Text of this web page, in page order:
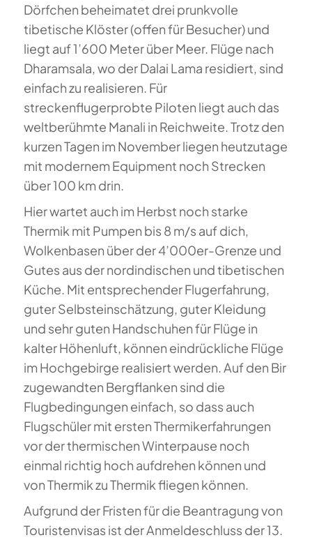
Dörfchen beheimatet drei prunkvolle
tibetische Klöster (offen für Besucher) und
liegt auf 1’600 Meter über Meer. Flüge nach
Dharamsala, wo der Dalai Lama residiert, sind
einfach zu realisieren. Für
streckenflugerprobte Piloten liegt auch das
weltberühmte Manali in Reichweite. Trotz den
kurzen Tagen im November liegen heutzutage
mit modernem Equipment noch Strecken
über 100 km drin.
Hier wartet auch im Herbst noch starke
Thermik mit Pumpen bis 8 m/s auf dich,
Wolkenbasen über der 4’000er-Grenze und
Gutes aus der nordindischen und tibetischen
Küche. Mit entsprechender Flugerfahrung,
guter Selbsteinschätzung, guter Kleidung
und sehr guten Handschuhen für Flüge in
kalter Höhenluft, können eindrückliche Flüge
im Hochgebirge realisiert werden. Auf den Bir
zugewandten Bergflanken sind die
Flugbedingungen einfach, so dass auch
Flugschüler mit ersten Thermikerfahrungen
vor der thermischen Winterpause noch
einmal richtig hoch aufdrehen können und
von Thermik zu Thermik fliegen können.
Aufgrund der Fristen für die Beantragung von
Touristenvisas ist der Anmeldeschluss der 13.